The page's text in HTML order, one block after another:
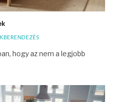
hogy az nem a legjobb